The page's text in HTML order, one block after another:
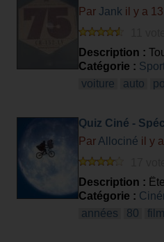
Par Jank il y a
Description :
carrosserie, un
Catégorie :
voiture
auto
Quiz Ciné -
Par Allociné il y
Description :
vos
Catégorie :
années
80